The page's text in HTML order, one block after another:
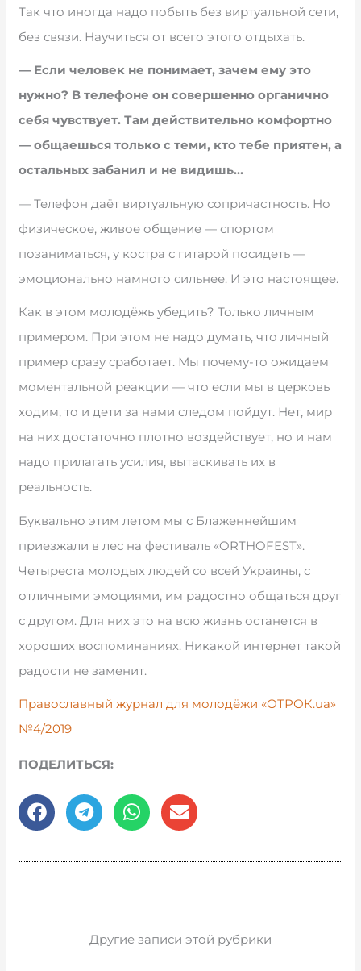
Так что иногда надо побыть без виртуальной сети,
без связи. Научиться от всего этого отдыхать.
— Если человек не понимает, зачем ему это
нужно? В телефоне он совершенно органично
себя чувствует. Там действительно комфортно
— общаешься только с теми, кто тебе приятен, а
остальных забанил и не видишь…
— Телефон даёт виртуальную сопричастность. Но
физическое, живое общение — спортом
позаниматься, у костра с гитарой посидеть —
эмоционально намного сильнее. И это настоящее.
Как в этом молодёжь убедить? Только личным
примером. При этом не надо думать, что личный
пример сразу сработает. Мы почему-то ожидаем
моментальной реакции — что если мы в церковь
ходим, то и дети за нами следом пойдут. Нет, мир
на них достаточно плотно воздействует, но и нам
надо прилагать усилия, вытаскивать их в
реальность.
Буквально этим летом мы с Блаженнейшим
приезжали в лес на фестиваль «ORTHOFEST».
Четыреста молодых людей со всей Украины, с
отличными эмоциями, им радостно общаться друг
с другом. Для них это на всю жизнь останется в
хороших воспоминаниях. Никакой интернет такой
радости не заменит.
Православный журнал для молодёжи «ОТРОК.ua»
№4/2019
ПОДЕЛИТЬСЯ:
Другие записи этой рубрики